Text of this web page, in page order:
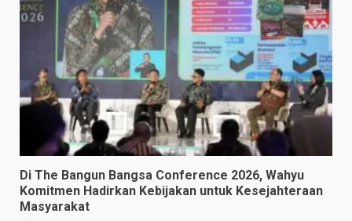
Di The Bangun Bangsa Conference 2026, Wahyu
Komitmen Hadirkan Kebijakan untuk Kesejahteraan
Masyarakat